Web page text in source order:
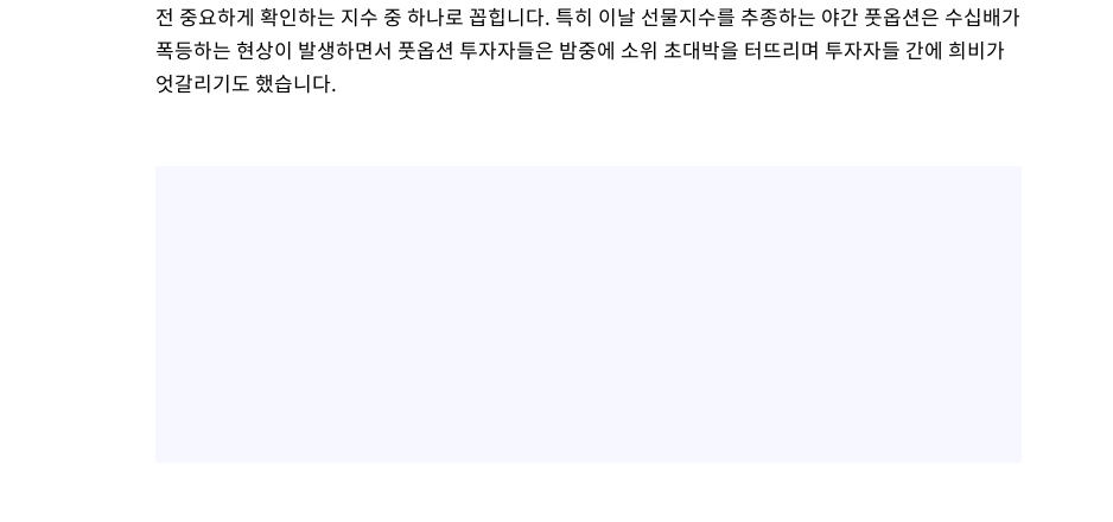
전 중요하게 확인하는 지수 중 하나로 꼽힙니다. 특히 이날 선물지수를 추종하는 야간 풋옵션은 수십배가
폭등하는 현상이 발생하면서 풋옵션 투자자들은 밤중에 소위 초대박을 터뜨리며 투자자들 간에 희비가
엇갈리기도 했습니다.